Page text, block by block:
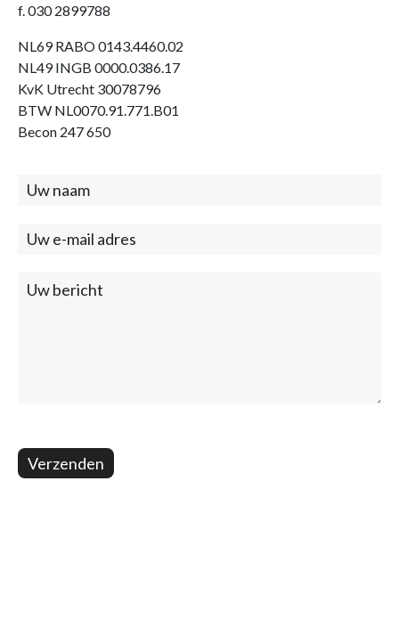
f. 030 2899788
NL69 RABO 0143.4460.02
NL49 INGB 0000.0386.17
KvK Utrecht 30078796
BTW NL0070.91.771.B01
Becon 247 650
Contact
Verzenden